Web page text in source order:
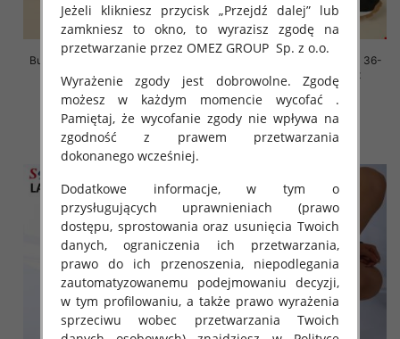
Buty sportowe damskie Roz 36-
41, 1 kolor Paczka 8 szt
88.00 zł
szczegóły
Buty sportowe damskie Roz 36-
41, 1 kolor Paczka 8 szt
88.00 zł
szczegóły
Jeżeli klikniesz przycisk „Przejdź dalej” lub
zamkniesz to okno, to wyrazisz zgodę na
przetwarzanie przez OMEZ GROUP Sp. z o.o.
Wyrażenie zgody jest dobrowolne. Zgodę
możesz w każdym momencie wycofać .
Pamiętaj, że wycofanie zgody nie wpływa na
zgodność z prawem przetwarzania
dokonanego wcześniej.
Dodatkowe informacje, w tym o
przysługujących uprawnieniach (prawo
dostępu, sprostowania oraz usunięcia Twoich
danych, ograniczenia ich przetwarzania,
prawo do ich przenoszenia, niepodlegania
zautomatyzowanemu podejmowaniu decyzji,
w tym profilowaniu, a także prawo wyrażenia
sprzeciwu wobec przetwarzania Twoich